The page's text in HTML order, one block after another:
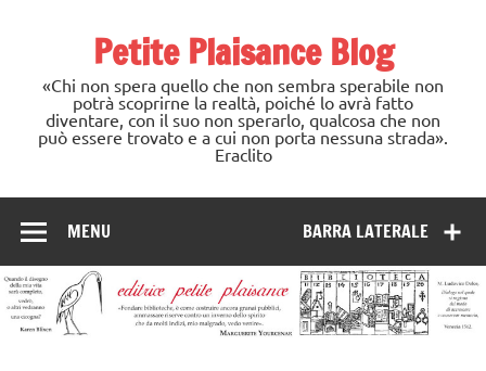
Petite Plaisance Blog
«Chi non spera quello che non sembra sperabile non
potrà scoprirne la realtà, poiché lo avrà fatto
diventare, con il suo non sperarlo, qualcosa che non
può essere trovato e a cui non porta nessuna strada».
Eraclito
BARRA LATERALE
MENU